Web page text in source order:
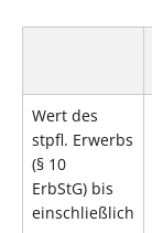
Wert des
stpfl. Erwerbs
(§ 10
ErbStG) bis
einschließlich